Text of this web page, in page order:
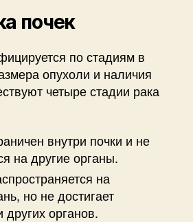
почек
по стадиям в
опухоли и наличия
четыре стадии рака
внутри почки и не
на другие органы.
на
но не достигает
органов.